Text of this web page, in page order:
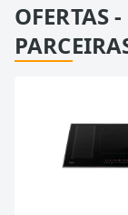
OFERTAS